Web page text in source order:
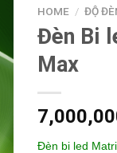
HOME / ĐỘ
Đèn Bi
Max
Đèn bi led